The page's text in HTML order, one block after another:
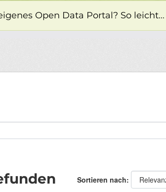
Open Data Portal? So leicht...
Sortieren nach